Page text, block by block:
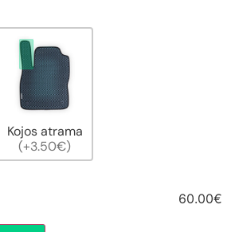
Kojos atrama
(+3.50€)
60.00€